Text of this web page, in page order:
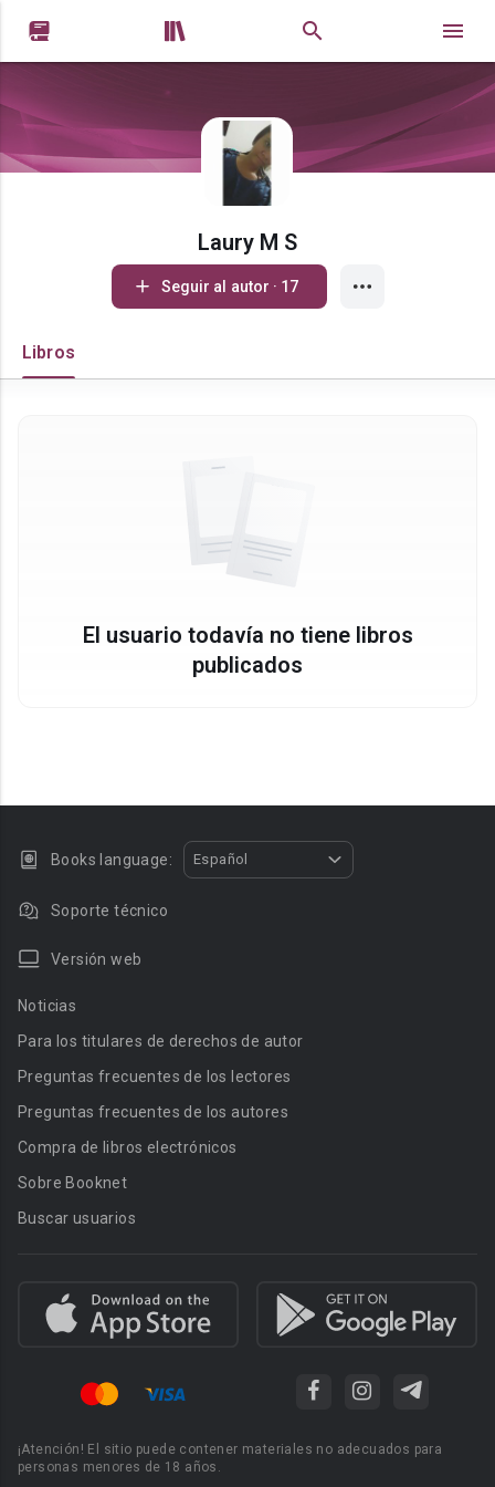
 
Laury M S
Seguir al autor · 17
Libros
El usuario todavía no tiene libros
publicados
Books language: Español
Soporte técnico
Versión web
Noticias
Para los titulares de derechos de autor
Preguntas frecuentes de los lectores
Preguntas frecuentes de los autores
Compra de libros electrónicos
Sobre Booknet
Buscar usuarios
¡Atención! El sitio puede contener materiales no adecuados para
personas menores de 18 años.